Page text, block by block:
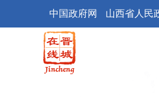
中国政府网 山西省人民